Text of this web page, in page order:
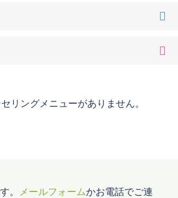
リングメニューがありません。
。 メールフォームかお電話でご連